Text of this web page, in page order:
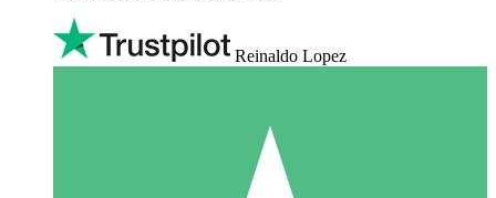
Reinaldo Lopez